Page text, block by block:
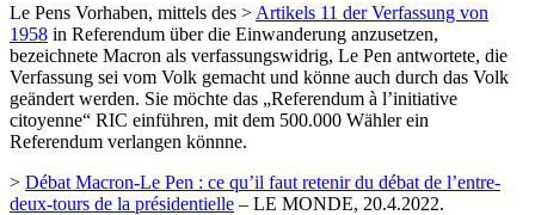
Le Pens Vorhaben, mittels des > Artikels 11 der Verfassung von
1958 in Referendum über die Einwanderung anzusetzen,
bezeichnete Macron als verfassungswidrig, Le Pen antwortete, die
Verfassung sei vom Volk gemacht und könne auch durch das Volk
geändert werden. Sie möchte das „Referendum à l’initiative
citoyenne“ RIC einführen, mit dem 500.000 Wähler ein
Referendum verlangen könnne.
> Débat Macron-Le Pen : ce qu’il faut retenir du débat de l’entre-
deux-tours de la présidentielle – LE MONDE, 20.4.2022.